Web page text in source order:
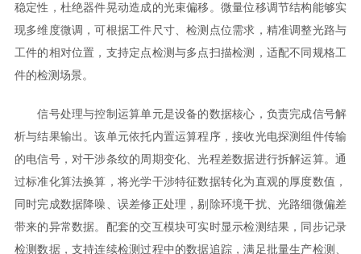
稳定性，杜绝器件晃动造成的光束偏移。微量位移调节结构能够实
现多维度微调，可根据工件尺寸、检测点位需求，精准调整光路与
工件的相对位置，支持定点检测与多点扫描检测，适配不同规格工
件的检测场景。
信号处理与控制运算单元是设备的数据核心，负责完成信号解
析与结果输出。该单元依托内置运算程序，接收光电探测组件传输
的电信号，对干涉条纹的周期变化、光程差数据进行拆解运算。通
过标准化算法换算，将光学干涉特征数据转化为直观的厚度数值，
同时完成数据降噪、误差修正处理，剔除环境干扰、光路细微偏差
带来的异常数据。配套的交互模块可实时显示检测结果，同步记录
检测数据，支持连续检测过程中的数据追踪，满足批量生产检测、